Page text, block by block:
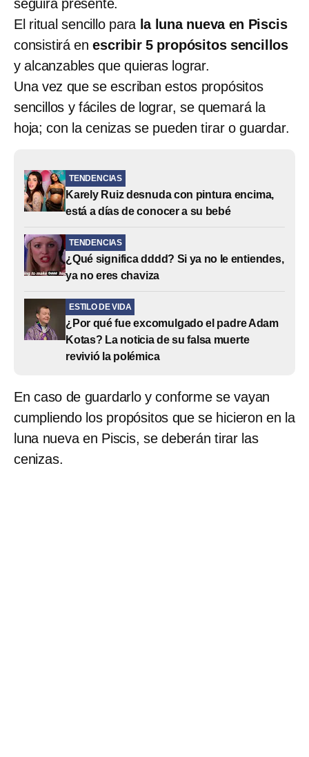
seguirá presente.
El ritual sencillo para la luna nueva en Piscis
consistirá en escribir 5 propósitos sencillos
y alcanzables que quieras lograr.
Una vez que se escriban estos propósitos
sencillos y fáciles de lograr, se quemará la
hoja; con la cenizas se pueden tirar o guardar.
TENDENCIAS
Karely Ruiz desnuda con pintura encima,
está a días de conocer a su bebé
TENDENCIAS
¿Qué significa dddd? Si ya no le entiendes,
ya no eres chaviza
ESTILO DE VIDA
¿Por qué fue excomulgado el padre Adam
Kotas? La noticia de su falsa muerte
revivió la polémica
En caso de guardarlo y conforme se vayan
cumpliendo los propósitos que se hicieron en la
luna nueva en Piscis, se deberán tirar las
cenizas.